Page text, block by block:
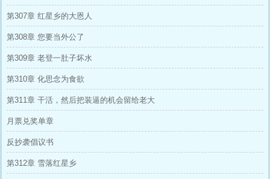
第307章 红星乡的大恩人
第308章 您要当外公了
第309章 老登一肚子坏水
第310章 化思念为食欲
第311章 干活，然后把装逼的机会留给老大
月票兑奖单章
反抄袭倡议书
第312章 雪落红星乡